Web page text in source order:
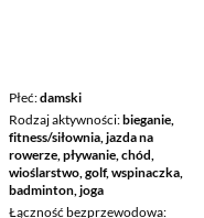
Płeć damski
Rodzaj aktywności bieganie,
fitness/siłownia, jazda na
rowerze, pływanie, chód,
wioślarstwo, golf, wspinaczka,
badminton, joga
Łączność bezprzewodowa